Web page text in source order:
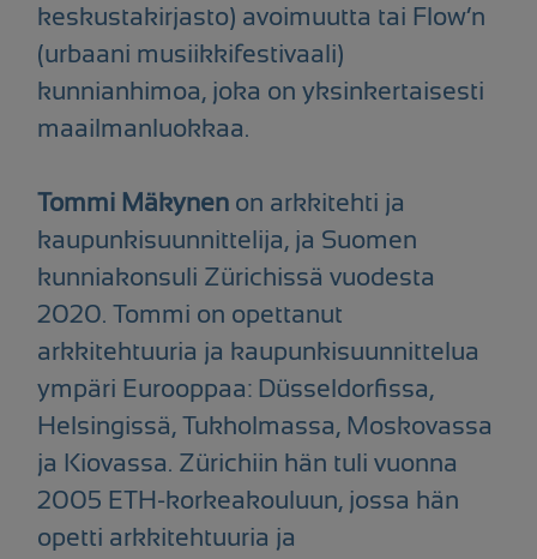
keskustakirjasto) avoimuutta tai Flow’n
(urbaani musiikkifestivaali)
kunnianhimoa, joka on yksinkertaisesti
maailmanluokkaa.
Tommi Mäkynen on arkkitehti ja
kaupunkisuunnittelija, ja Suomen
kunniakonsuli Zürichissä vuodesta
2020. Tommi on opettanut
arkkitehtuuria ja kaupunkisuunnittelua
ympäri Eurooppaa: Düsseldorfissa,
Helsingissä, Tukholmassa, Moskovassa
ja Kiovassa. Zürichiin hän tuli vuonna
2005 ETH-korkeakouluun, jossa hän
opetti arkkitehtuuria ja